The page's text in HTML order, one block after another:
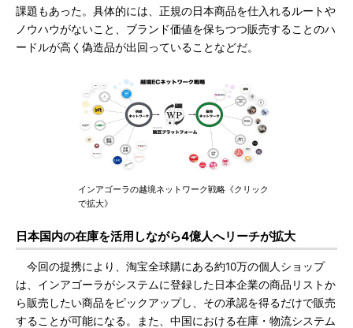
課題もあった。具体的には、正規の日本商品を仕入れるルートや
ノウハウがないこと、ブランド価値を保ちつつ販売することのハ
ードルが高く偽造品が出回っていることなどだ。
インアゴーラの越境ネットワーク戦略《クリック
で拡大》
日本国内の在庫を活用しながら4億人へリーチが拡大
今回の提携により、淘宝全球購にある約10万の個人ショップ
は、インアゴーラがシステムに登録した日本企業の商品リストか
ら販売したい商品をピックアップし、その承認を得るだけで販売
することが可能になる。また、中国における在庫・物流システム